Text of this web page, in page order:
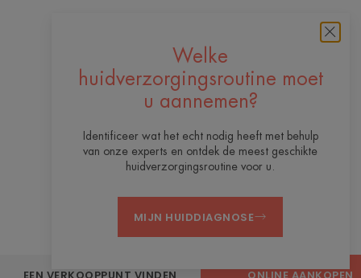
EEN VERKOOPPUNT VINDEN ONLINE AANKOPEN
Welke
huidverzorgingsroutine moet
u aannemen?
Identificeer wat het echt nodig heeft met behulp
van onze experts en ontdek de meest geschikte
huidverzorgingsroutine voor u.
MIJN HUIDDIAGNOSE